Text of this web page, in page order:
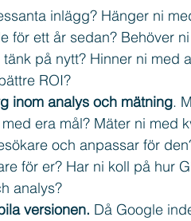
inlägg? Hänger ni
för ett år sedan? Behöver
på nytt? Hinner ni med
ROI?
inom analys och mätning.
era mål? Mäter ni med
och anpassar för
för er? Har ni koll på hur
analys?
versionen. Då Google